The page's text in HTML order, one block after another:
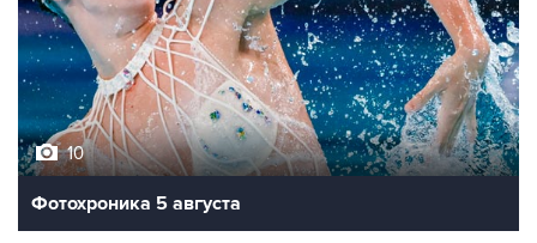
10
Фотохроника 5 августа